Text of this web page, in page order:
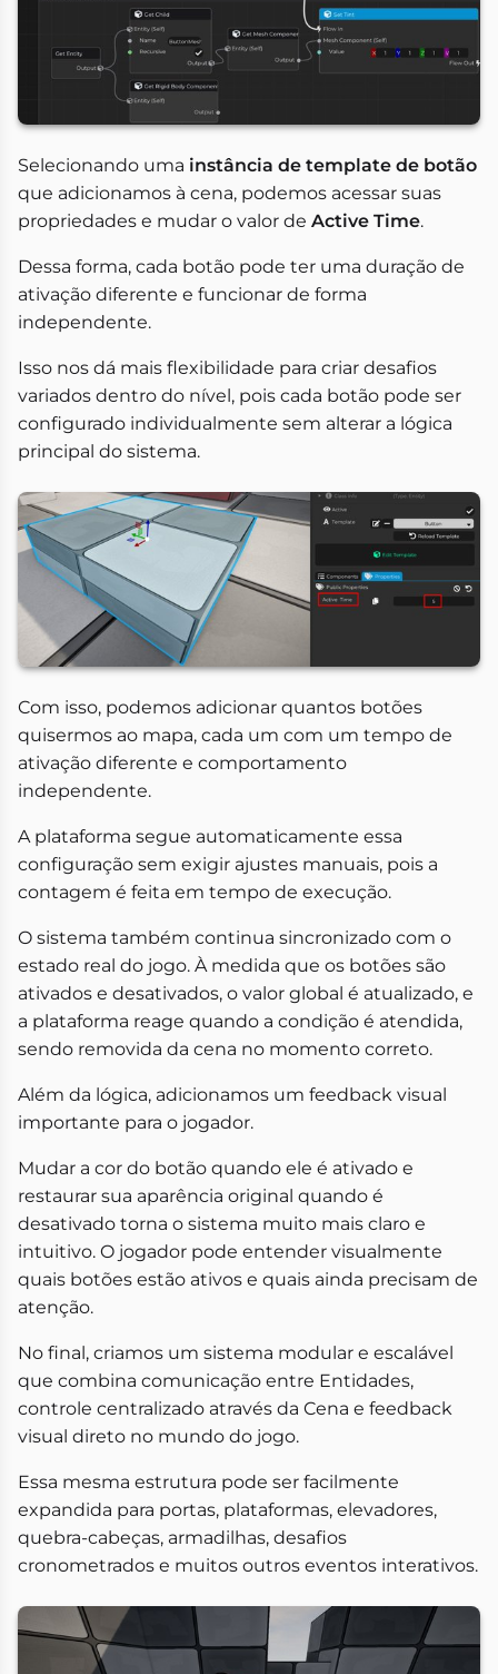
Selecionando uma instância de template de botão
que adicionamos à cena, podemos acessar suas
propriedades e mudar o valor de Active Time.
Dessa forma, cada botão pode ter uma duração de
ativação diferente e funcionar de forma
independente.
Isso nos dá mais flexibilidade para criar desafios
variados dentro do nível, pois cada botão pode ser
configurado individualmente sem alterar a lógica
principal do sistema.
Com isso, podemos adicionar quantos botões
quisermos ao mapa, cada um com um tempo de
ativação diferente e comportamento
independente.
A plataforma segue automaticamente essa
configuração sem exigir ajustes manuais, pois a
contagem é feita em tempo de execução.
O sistema também continua sincronizado com o
estado real do jogo. À medida que os botões são
ativados e desativados, o valor global é atualizado, e
a plataforma reage quando a condição é atendida,
sendo removida da cena no momento correto.
Além da lógica, adicionamos um feedback visual
importante para o jogador.
Mudar a cor do botão quando ele é ativado e
restaurar sua aparência original quando é
desativado torna o sistema muito mais claro e
intuitivo. O jogador pode entender visualmente
quais botões estão ativos e quais ainda precisam de
atenção.
No final, criamos um sistema modular e escalável
que combina comunicação entre Entidades,
controle centralizado através da Cena e feedback
visual direto no mundo do jogo.
Essa mesma estrutura pode ser facilmente
expandida para portas, plataformas, elevadores,
quebra-cabeças, armadilhas, desafios
cronometrados e muitos outros eventos interativos.